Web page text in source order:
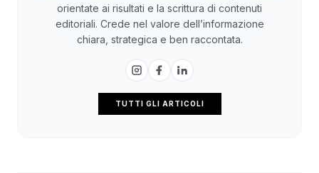
orientate ai risultati e la scrittura di contenuti
editoriali. Crede nel valore dell’informazione
chiara, strategica e ben raccontata.
TUTTI GLI ARTICOLI